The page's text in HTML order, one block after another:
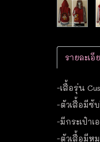
รายละเ
-เสื้อรุ่น
-ตัวเสื้อมีซั
-มีกระเป๋า
-ตัวเสื้อมีห